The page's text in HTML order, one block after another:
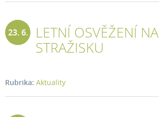
23. 6.
LETNÍ OSVĚŽENÍ NA
STRAŽISKU
Rubrika: Aktuality